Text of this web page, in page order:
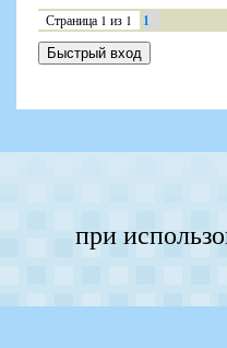
Страница 1 из 1 1
при